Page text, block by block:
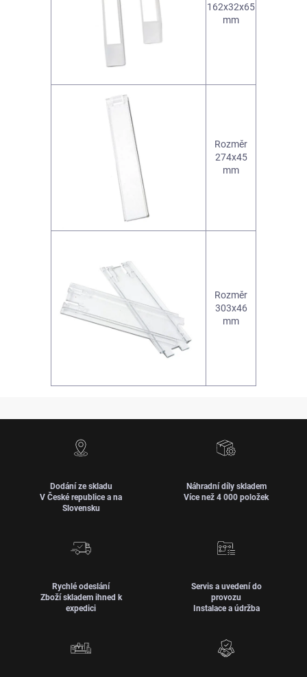
162x32x65
mm
Rozměr
274x45
mm
Rozměr
303x46
mm
Dodání ze skladu
V České republice a na
Slovensku
Náhradní díly skladem
Více než 4 000 položek
Rychlé odeslání
Zboží skladem ihned k
expedici
Servis a uvedení do
provozu
Instalace a údržba